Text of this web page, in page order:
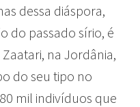
dessa diáspora,
do passado sírio, é
na Jordânia,
do seu tipo no
mil indivíduos que